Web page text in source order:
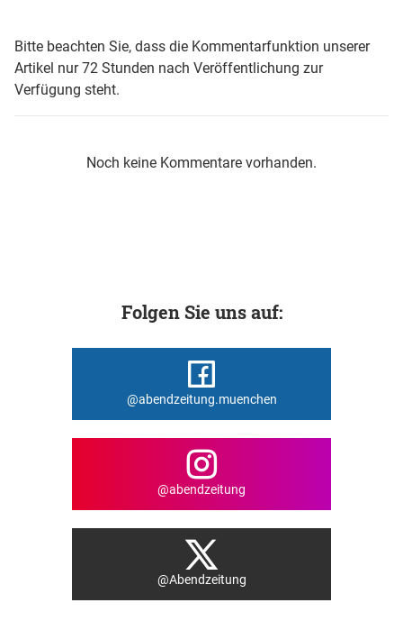
Bitte beachten Sie, dass die Kommentarfunktion unserer
Artikel nur 72 Stunden nach Veröffentlichung zur
Verfügung steht.
Noch keine Kommentare vorhanden.
Folgen Sie uns auf:
@abendzeitung.muenchen
@abendzeitung
@Abendzeitung